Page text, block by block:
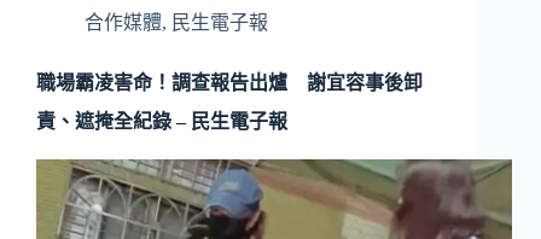
合作媒體, 民生電子報
職場霸凌害命！調查報告出爐 謝宜容事後卸
責、遮掩全紀錄 – 民生電子報